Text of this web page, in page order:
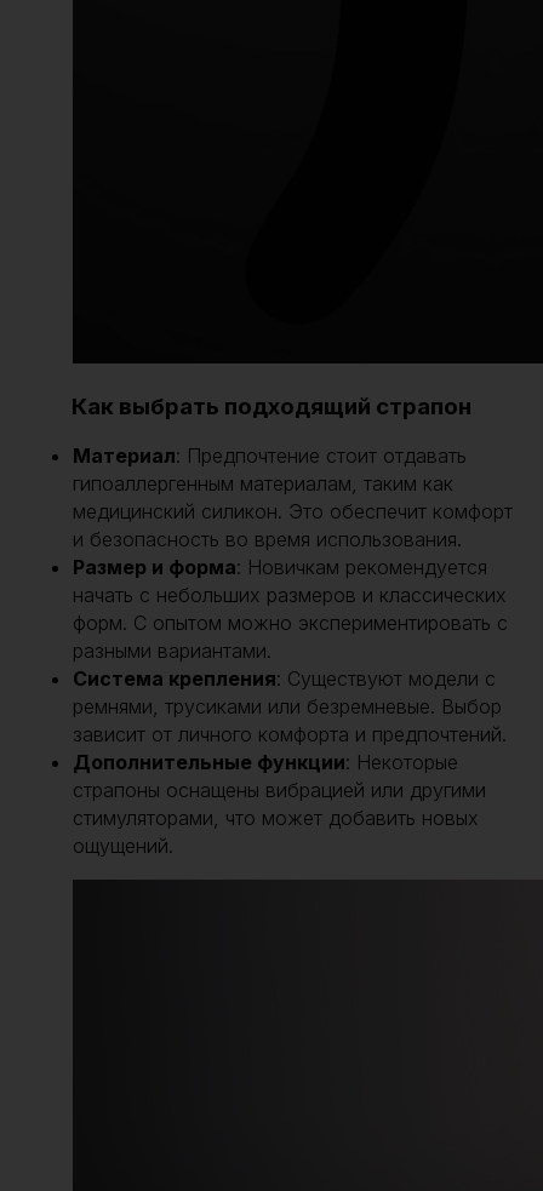
Как выбрать подходящий страпон
Материал: Предпочтение стоит отдавать
гипоаллергенным материалам, таким как
медицинский силикон. Это обеспечит комфорт
и безопасность во время использования.
Размер и форма: Новичкам рекомендуется
начать с небольших размеров и классических
форм. С опытом можно экспериментировать с
разными вариантами.
Система крепления: Существуют модели с
ремнями, трусиками или безремневые. Выбор
зависит от личного комфорта и предпочтений.
Дополнительные функции: Некоторые
страпоны оснащены вибрацией или другими
стимуляторами, что может добавить новых
ощущений.